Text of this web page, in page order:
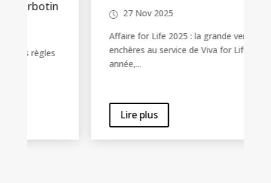
27 Nov 2025
Affaire for Life 2025 : la grande vente aux
enchères au service de Viva for Life Cette